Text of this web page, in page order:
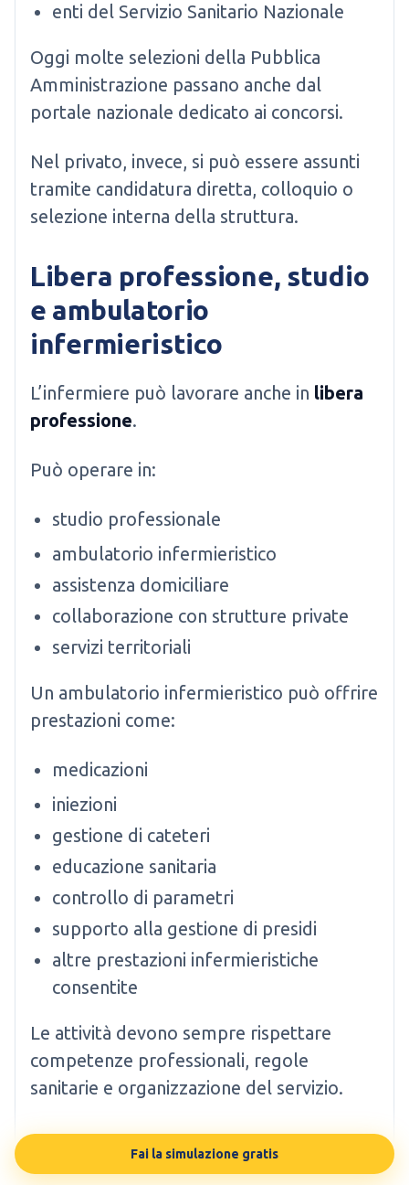
enti del Servizio Sanitario Nazionale
Oggi molte selezioni della Pubblica
Amministrazione passano anche dal
portale nazionale dedicato ai concorsi.
Nel privato, invece, si può essere assunti
tramite candidatura diretta, colloquio o
selezione interna della struttura.
Libera professione, studio
e ambulatorio
infermieristico
L’infermiere può lavorare anche in libera
professione.
Può operare in:
studio professionale
ambulatorio infermieristico
assistenza domiciliare
collaborazione con strutture private
servizi territoriali
Un ambulatorio infermieristico può offrire
prestazioni come:
medicazioni
iniezioni
gestione di cateteri
educazione sanitaria
controllo di parametri
supporto alla gestione di presidi
altre prestazioni infermieristiche
consentite
Le attività devono sempre rispettare
competenze professionali, regole
sanitarie e organizzazione del servizio.
Emergenza, 118 e AREU
Fai la simulazione gratis